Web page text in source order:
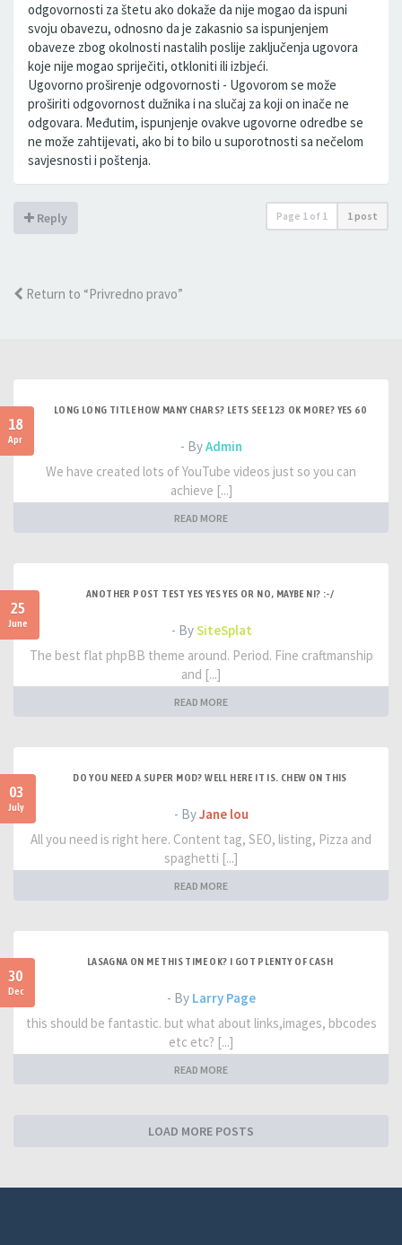
odgovornosti za štetu ako dokaže da nije mogao da ispuni
svoju obavezu, odnosno da je zakasnio sa ispunjenjem
obaveze zbog okolnosti nastalih poslije zaključenja ugovora
koje nije mogao spriječiti, otkloniti ili izbjeći.
Ugovorno proširenje odgovornosti - Ugovorom se može
proširiti odgovornost dužnika i na slučaj za koji on inače ne
odgovara. Međutim, ispunjenje ovakve ugovorne odredbe se
ne može zahtijevati, ako bi to bilo u suporotnosti sa nečelom
savjesnosti i poštenja.
Reply Page 1 of 1 1 post
Return to “Privredno pravo”
18
Apr
LONG LONG TITLE HOW MANY CHARS? LETS SEE 123 OK MORE? YES 60
- ByAdmin
We have created lots of YouTube videos just so you can
achieve [...]
READ MORE
25
June
ANOTHER POST TEST YES YES YES OR NO, MAYBE NI? :-/
- BySiteSplat
The best flat phpBB theme around. Period. Fine craftmanship
and [...]
READ MORE
03
July
DO YOU NEED A SUPER MOD? WELL HERE IT IS. CHEW ON THIS
- ByJane lou
All you need is right here. Content tag, SEO, listing, Pizza and
spaghetti [...]
READ MORE
30
Dec
LASAGNA ON ME THIS TIME OK? I GOT PLENTY OF CASH
- By Larry Page
this should be fantastic. but what about links,images, bbcodes
etc etc? [...]
READ MORE
LOAD MORE POSTS